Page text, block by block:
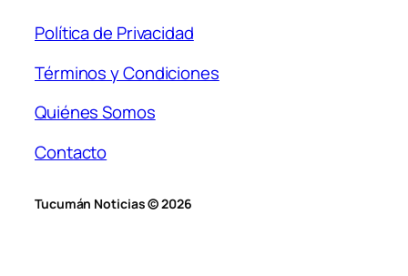
Política de Privacidad
Términos y Condiciones
Quiénes Somos
Contacto
Tucumán Noticias © 2026